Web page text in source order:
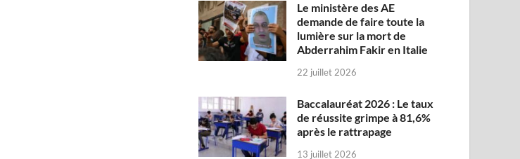
Le ministère des AE
demande de faire toute la
lumière sur la mort de
Abderrahim Fakir en Italie
22 juillet 2026
Baccalauréat 2026 : Le taux
de réussite grimpe à 81,6%
après le rattrapage
13 juillet 2026